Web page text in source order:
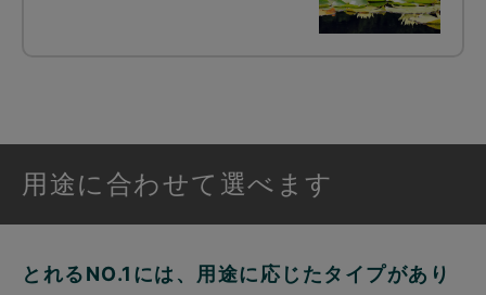
用途に合わせて選べます
とれるNO.1には、用途に応じたタイプがあり